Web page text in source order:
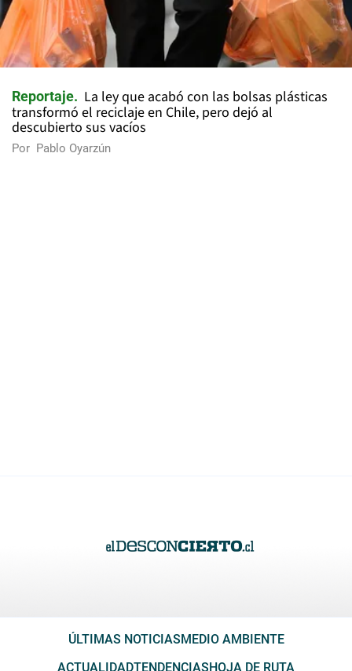
Reportaje
La ley que acabó con las bolsas plásticas
transformó el reciclaje en Chile, pero dejó al
descubierto sus vacíos
Por Pablo Oyarzún
ÚLTIMAS NOTICIASMEDIO AMBIENTE
ACTUALIDADTENDENCIASHOJA DE RUTA